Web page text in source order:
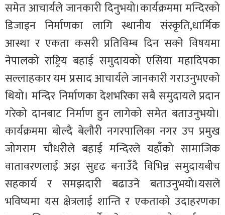
समेत आचार्यले जानकारी दिनुभयो।कार्यक्रममा मन्दिरको
डिजाइन निर्माणका लागि स्थानीय संस्कृति,धार्मिक
आस्था र एकता कसरी प्रतिविम्ब दिन सक्ने विषयमा
नेपालको राष्ट्रिय बहाई समुदायको एसिया महादिपका
सल्लाहकार यम प्रसाद आचार्यले जानकारी गराउनुभएको
थियो। मन्दिर निर्माणका देशभरिका सबै समुदायले प्रदान
गरेको दानबाट निर्माण हुन लागेको समेत बताउनुभयो।
कार्यक्रममा बोल्दै बेलौरी नगरपालिका नगर उप प्रमुख
जोगराम चौधरीले बहाई मन्दिरले यहाँको सामाजिक
वातावरणलाई अझ सुदृढ बनाउँदै विभिन्न समुदायबीच
सहकार्य र समझदारी बढाउने बताउनुभयो।यसले
भविष्यमा यस क्षेत्रलाई शान्ति र एकताको उदाहरणका